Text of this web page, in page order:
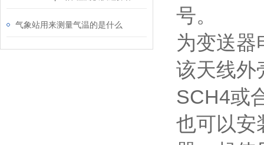
号。
为变送器
该天线外
SCH4或
也可以安
气象站用来测量气温的是什么